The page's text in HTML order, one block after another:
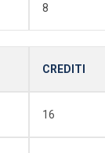
8
CREDITI
16